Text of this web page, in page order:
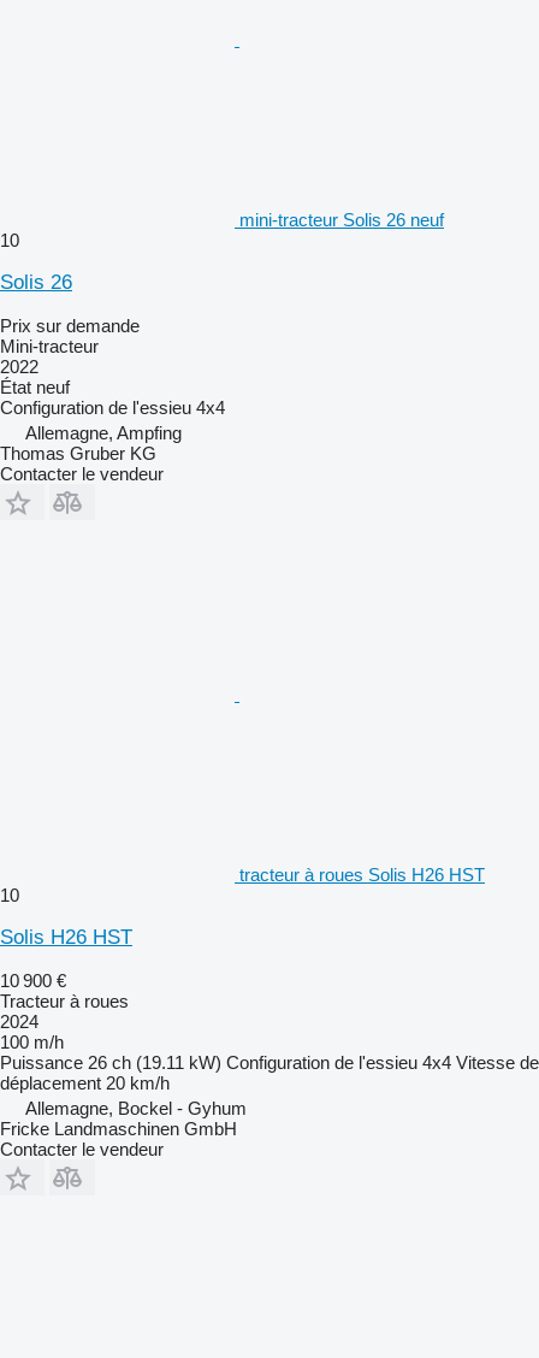
mini-tracteur Solis 26 neuf
10
Solis 26
Prix sur demande
Mini-tracteur
2022
État neuf
Configuration de l'essieu 4x4
Allemagne, Ampfing
Thomas Gruber KG
Contacter le vendeur
tracteur à roues Solis H26 HST
10
Solis H26 HST
10 900 €
Tracteur à roues
2024
100 m/h
Puissance 26 ch (19.11 kW) Configuration de l'essieu 4x4 Vitesse de
déplacement 20 km/h
Allemagne, Bockel - Gyhum
Fricke Landmaschinen GmbH
Contacter le vendeur